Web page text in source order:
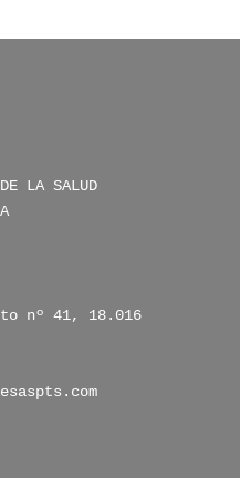
LA SALUD
nº 41, 18.016